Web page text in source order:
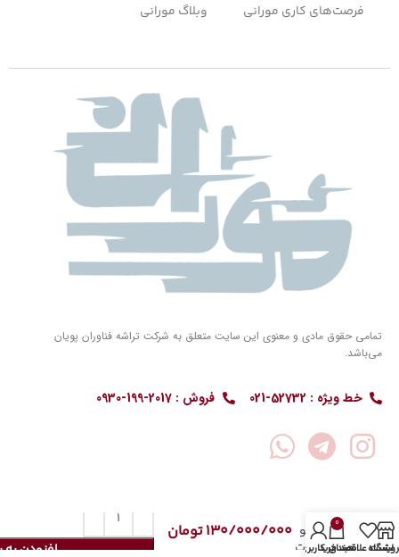
فرصت‌های کاری مورانی وبلاگ مورانی
تمامی حقوق مادی و معنوی این سایت متعلق به شرکت تراشه فناوران پویان
می‌باشد.
خط ویژه : 52732-021 فروش : 2017-199-0930
نوری
سیسکو
48 پورت
130/000/000تومان
افزودن لیست علاقمندی
0
سبد خرید
حساب کاربری من